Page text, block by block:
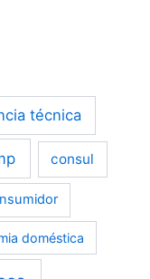
técnica
consul
doméstica